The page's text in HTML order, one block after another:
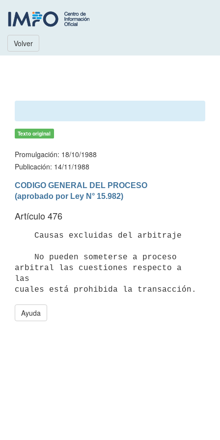
Volver
Texto original
Promulgación: 18/10/1988
Publicación: 14/11/1988
CODIGO GENERAL DEL PROCESO
(aprobado por Ley N° 15.982)
Artículo 476
arbitral las cuestiones respecto a
las
Ayuda